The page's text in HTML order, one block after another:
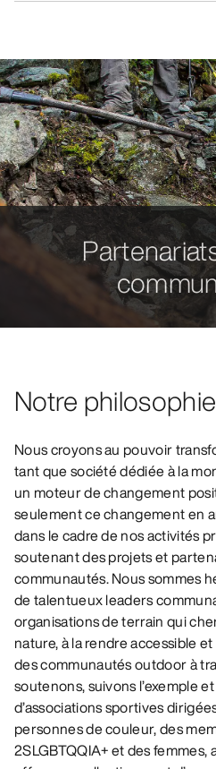
Notre philosophie
Nous croyons au pouvoir
tant que société dédiée à la
un moteur de changement
seulement ce changement en
dans le cadre de nos activités
soutenant des projets et
communautés. Nous sommes
de talentueux leaders
organisations de terrain qui
nature, à la rendre accessible
des communautés outdoor à
soutenons, suivons l’exemple
d’associations sportives
personnes de couleur, des
2SLGBTQQIA+ et des femmes,